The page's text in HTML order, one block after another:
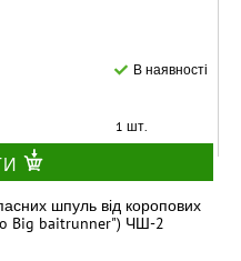
В наявності
1 шт.
шпуль від коропових
Big baitrunner") ЧШ-2